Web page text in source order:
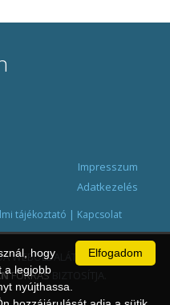
Impresszum
Adatkezelés
tájékoztató | Kapcsolat
ÉS ÜGYVITELI
FORRÁSBIZTOSÍTJA.
Elfogadom
hogy
a legjobb
nyújthassa.